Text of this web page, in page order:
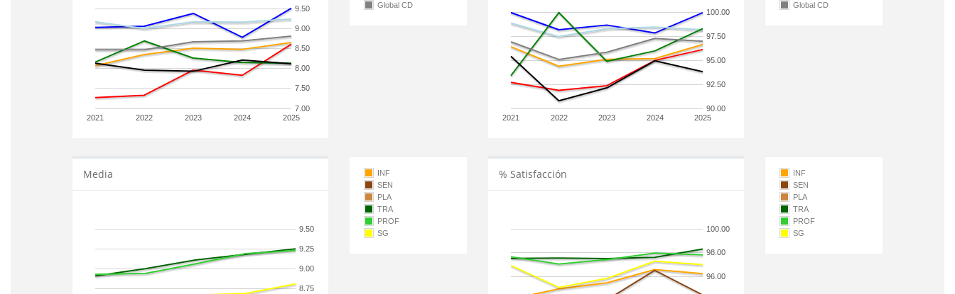
2021 2022 2023 2024 2025
7.00
7.50
8.00
8.50
9.00
9.50
Global CD
2021 2022 2023 2024 2025
90.00
92.50
95.00
97.50
100.00
Global CD
Media
8.75
9.00
9.25
9.50
INF
SEN
PLA
TRA
PROF
SG
% Satisfacción
96.00
98.00
100.00
INF
SEN
PLA
TRA
PROF
SG